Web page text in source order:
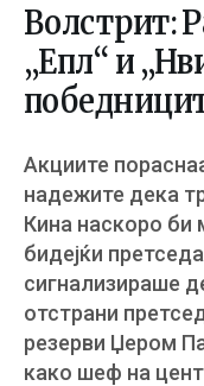
Волстрит:
„Епл“ и
Акциите
надежите дека
Кина наскоро би
бидејќи
сигнализираше
отстрани
резерви Џером
како шеф на